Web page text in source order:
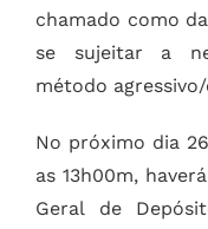
chamado como
se sujeitar a
método agressivo/
No próximo dia
as 13h00m,
Geral de